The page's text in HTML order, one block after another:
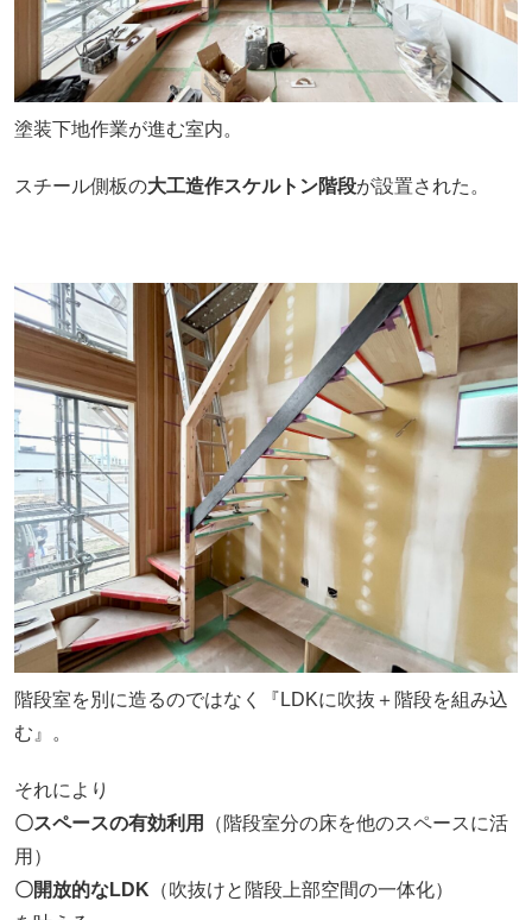
塗装下地作業が進む室内。
スチール側板の大工造作スケルトン階段が設置された。
階段室を別に造るのではなく『LDKに吹抜＋階段を組み込
む』。
それにより
〇スペースの有効利用
（階段室分の床を他のスペースに活
用）
〇開放的なLDK （吹抜けと階段上部空間の一体化）